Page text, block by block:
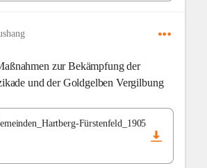
zur Bekämpfung der
und der Goldgelben Vergilbung
Fürstenfeld_1905